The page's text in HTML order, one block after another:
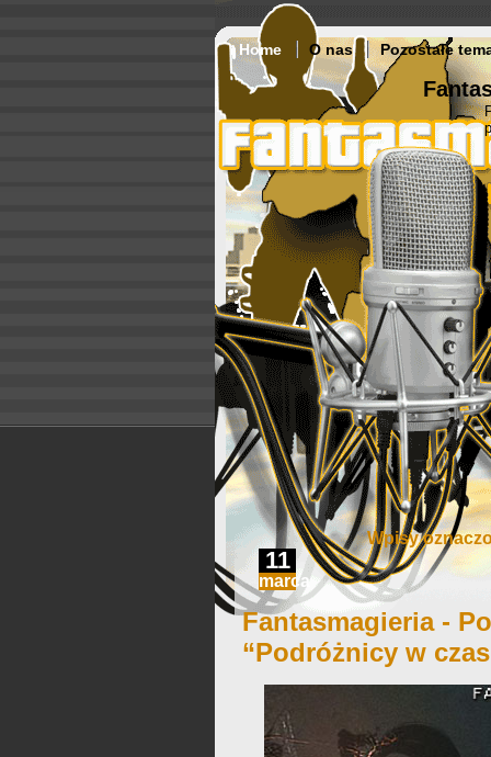
Home O nas Pozostałe
Wpisy
11
marca
Fantasmagieria -
“Podróżnicy w